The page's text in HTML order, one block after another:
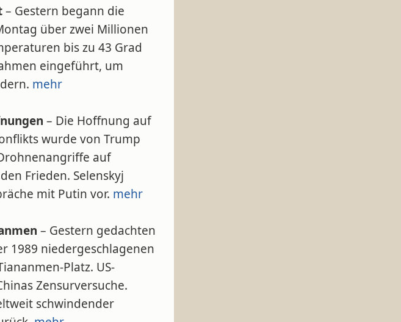
– Gestern begann die
über zwei Millionen
bis zu 43 Grad
eingeführt, um
mehr
– Die Hoffnung auf
wurde von Trump
auf
Frieden. Selenskyj
mit Putin vor. mehr
– Gestern gedachten
1989 niedergeschlagenen
Platz. US-
Zensurversuche.
schwindender